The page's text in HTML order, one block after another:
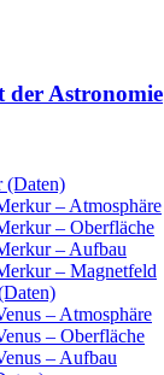
der Astronomie
(Daten)
– Atmosphäre
– Oberfläche
– Aufbau
– Magnetfeld
– Atmosphäre
– Oberfläche
– Aufbau